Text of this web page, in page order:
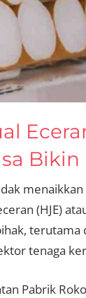
(HJE)
tenaga
Pabrik